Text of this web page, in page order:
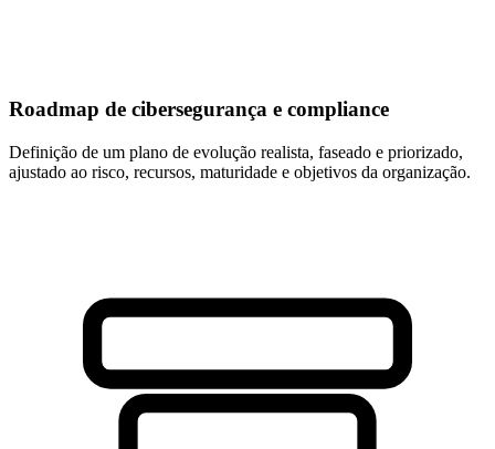
Roadmap de cibersegurança e compliance
Definição de um plano de evolução realista, faseado e priorizado,
ajustado ao risco, recursos, maturidade e objetivos da organização.